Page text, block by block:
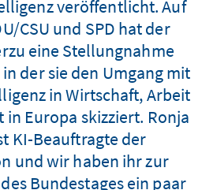
veröffentlicht. Auf
CSU und SPD hat der
eine Stellungnahme
der sie den Umgang mit
in Wirtschaft, Arbeit
in Europa skizziert. Ronja
KI-Beauftragte der
und wir haben ihr zur
Bundestages ein paar